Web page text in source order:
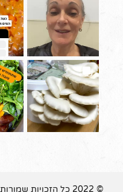
© 2022 כל הזכויות שמורות לחיים וטעים -